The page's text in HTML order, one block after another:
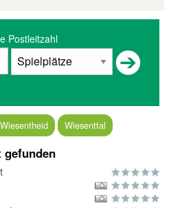
Postleitzahl
Wiesentheid Wiesenttal
gefunden